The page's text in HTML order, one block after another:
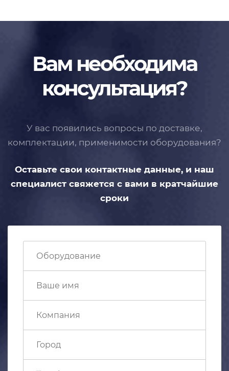
Вам необходима
консультация?
У вас появились вопросы по доставке,
комплектации, применимости оборудования?
Оставьте свои контактные данные, и наш
специалист свяжется с вами в кратчайшие
сроки